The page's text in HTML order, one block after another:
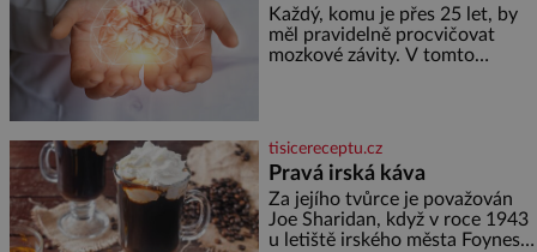
Každý, komu je přes 25 let, by
měl pravidelně procvičovat
mozkové závity. V tomto
marně v paměti lovíte název
knížky, kterou jste nedávno
přečetli. Je to opravdu tak, s
věkem jako kdyby se paměť
rozhodla stávkovat. Cvičte
tisicereceptu.cz
Pravá irská káva
Za jejího tvůrce je považován
Joe Sharidan, když v roce 1943
u letiště irského města Foynes